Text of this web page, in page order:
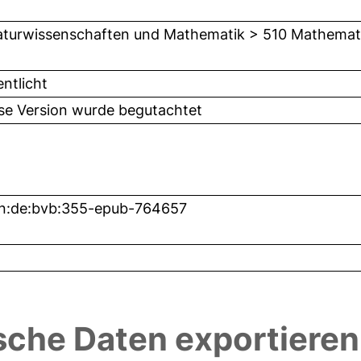
und Mathematik > 510
Version wurde begutachtet
epub-764657
Daten exportieren